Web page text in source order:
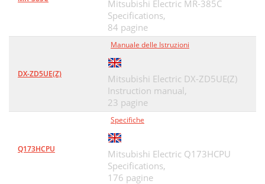
Mitsubishi Electric MR-385C
Specifications,
84 pagine
DX-ZD5UE(Z)
Manuale delle Istruzioni
Mitsubishi Electric DX-ZD5UE(Z)
Instruction manual,
23 pagine
Q173HCPU
Specifiche
Mitsubishi Electric Q173HCPU
Specifications,
176 pagine